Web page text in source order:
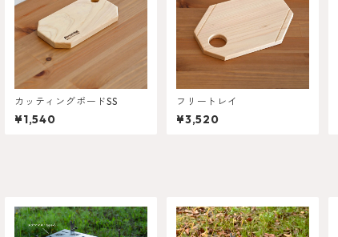
カッティングボードSS
¥1,540
フリートレイ
¥3,520